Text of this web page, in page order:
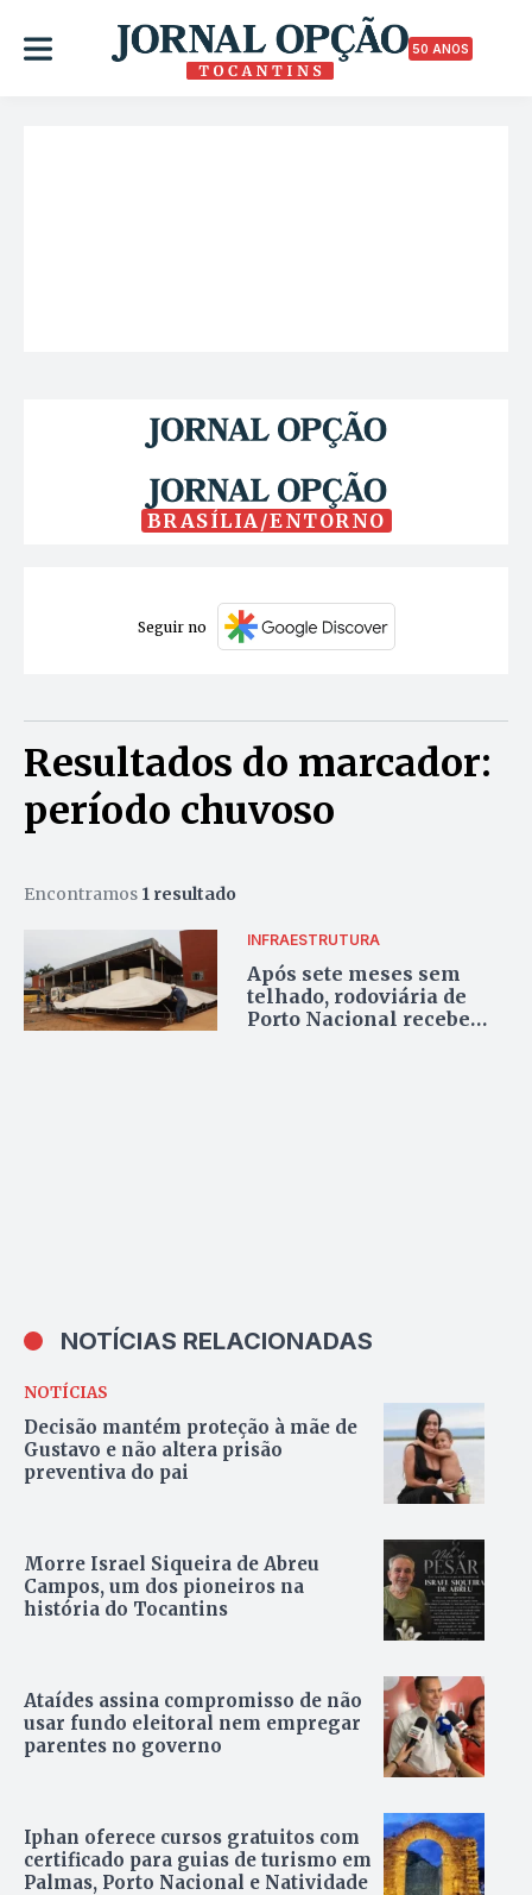
50 ANOS
BRASÍLIA/ENTORNO
Seguir no
Resultados do marcador:
período chuvoso
Encontramos 1 resultado
INFRAESTRUTURA
Após sete meses sem
telhado, rodoviária de
Porto Nacional recebe
NOTÍCIAS RELACIONADAS
NOTÍCIAS
Decisão mantém proteção à mãe de
Gustavo e não altera prisão
preventiva do pai
Morre Israel Siqueira de Abreu
Campos, um dos pioneiros na
história do Tocantins
Ataídes assina compromisso de não
usar fundo eleitoral nem empregar
parentes no governo
Iphan oferece cursos gratuitos com
certificado para guias de turismo em
Palmas, Porto Nacional e Natividade